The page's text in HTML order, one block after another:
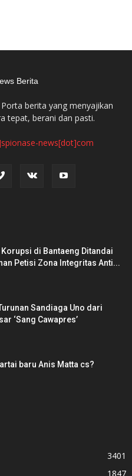
berita yang menyajikan
tepat, berani dan pasti.
news[dot]com
Korupsi di Bantaeng Ditandai
Petisi Zona Integritas Anti...
Sandiaga Uno dari
‘Sang Cawapres’
baru Anis Matta cs?
3401
1847